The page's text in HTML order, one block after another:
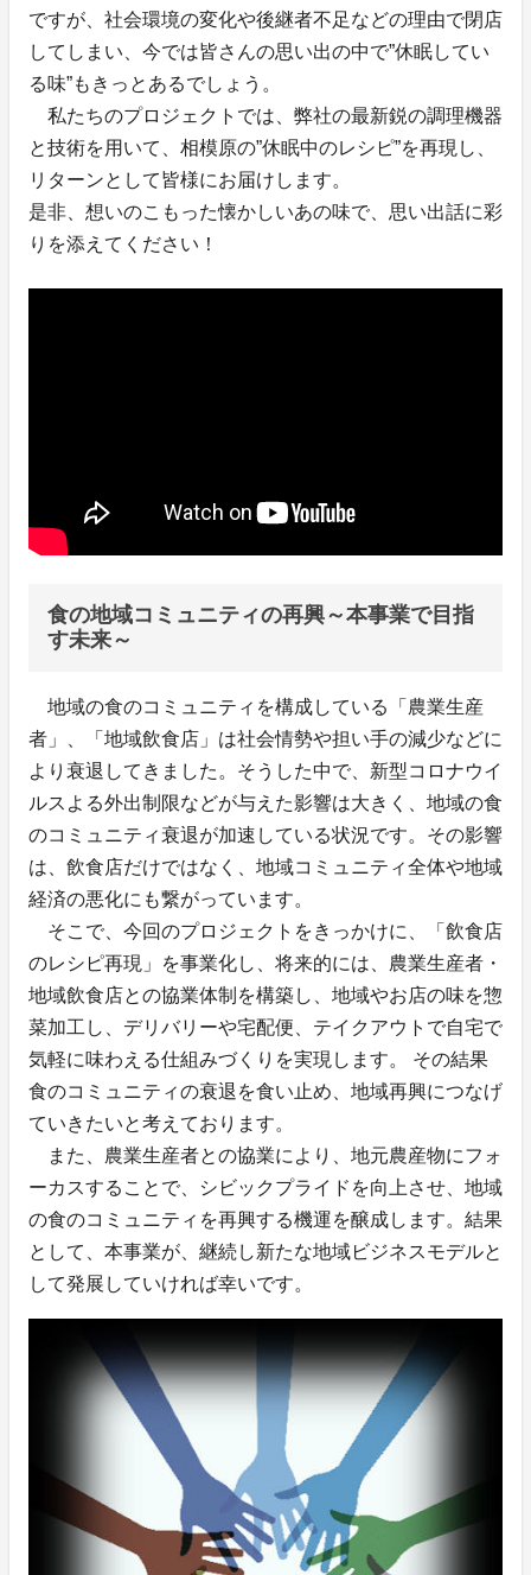
ですが、社会環境の変化や後継者不足などの理由で閉店
してしまい、今では皆さんの思い出の中で”休眠してい
る味”もきっとあるでしょう。
私たちのプロジェクトでは、弊社の最新鋭の調理機器
と技術を用いて、相模原の”休眠中のレシピ”を再現し、
リターンとして皆様にお届けします。
是非、想いのこもった懐かしいあの味で、思い出話に彩
りを添えてください！
食の地域コミュニティの再興～本事業で目指
す未来～
地域の食のコミュニティを構成している「農業生産
者」、「地域飲食店」は社会情勢や担い手の減少などに
より衰退してきました。そうした中で、新型コロナウイ
ルスよる外出制限などが与えた影響は大きく、地域の食
のコミュニティ衰退が加速している状況です。その影響
は、飲食店だけではなく、地域コミュニティ全体や地域
経済の悪化にも繋がっています。
そこで、今回のプロジェクトをきっかけに、「飲食店
のレシピ再現」を事業化し、将来的には、農業生産者・
地域飲食店との協業体制を構築し、地域やお店の味を惣
菜加工し、デリバリーや宅配便、テイクアウトで自宅で
気軽に味わえる仕組みづくりを実現します。 その結果
食のコミュニティの衰退を食い止め、地域再興につなげ
ていきたいと考えております。
また、農業生産者との協業により、地元農産物にフォ
ーカスすることで、シビックプライドを向上させ、地域
の食のコミュニティを再興する機運を醸成します。結果
として、本事業が、継続し新たな地域ビジネスモデルと
して発展していければ幸いです。